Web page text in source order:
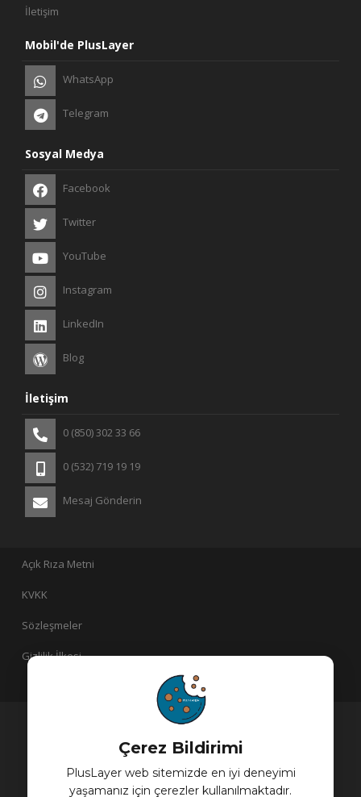
Çerez Bildirimi
PlusLayer web sitemizde en iyi deneyimi
yaşamanız için çerezler kullanılmaktadır.
İletişim
Mobil'de PlusLayer
WhatsApp
Telegram
Sosyal Medya
Facebook
Twitter
YouTube
Instagram
LinkedIn
Blog
İletişim
0 (850) 302 33 66
0 (532) 719 19 19
Mesaj Gönderin
Açık Rıza Metni
KVKK
Sözleşmeler
Gizlilik İlkesi